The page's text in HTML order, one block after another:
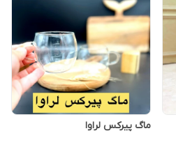
ماگ پیرکس لراوا